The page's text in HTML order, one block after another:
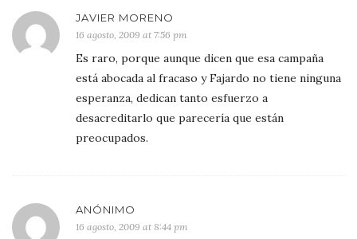
JAVIER MORENO
16 agosto, 2009 at 7:56 pm
Es raro, porque aunque dicen que esa campaña
está abocada al fracaso y Fajardo no tiene ninguna
esperanza, dedican tanto esfuerzo a
desacreditarlo que parecería que están
preocupados.
ANÓNIMO
16 agosto, 2009 at 8:44 pm